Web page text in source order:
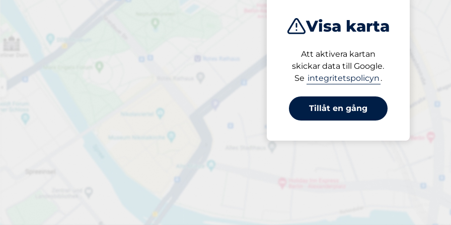
Visa karta
Att aktivera kartan
skickar data till Google.
Se integritetspolicyn .
Tillåt en gång
Öppet nu
Parkeringsplatser i närheten